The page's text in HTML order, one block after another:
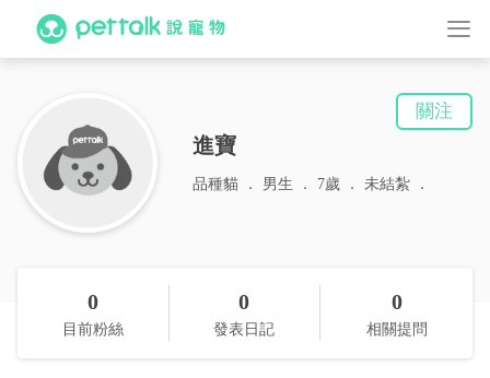
進寶
關注
品種貓 男生 7歲 未結紮
0
目前粉絲
0
發表日記
0
相關提問